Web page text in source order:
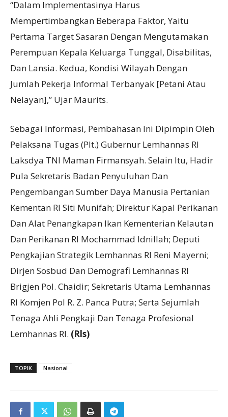
“Dalam Implementasinya Harus
Mempertimbangkan Beberapa Faktor, Yaitu
Pertama Target Sasaran Dengan Mengutamakan
Perempuan Kepala Keluarga Tunggal, Disabilitas,
Dan Lansia. Kedua, Kondisi Wilayah Dengan
Jumlah Pekerja Informal Terbanyak [Petani Atau
Nelayan],” Ujar Maurits.
Sebagai Informasi, Pembahasan Ini Dipimpin Oleh
Pelaksana Tugas (Plt.) Gubernur Lemhannas RI
Laksdya TNI Maman Firmansyah. Selain Itu, Hadir
Pula Sekretaris Badan Penyuluhan Dan
Pengembangan Sumber Daya Manusia Pertanian
Kementan RI Siti Munifah; Direktur Kapal Perikanan
Dan Alat Penangkapan Ikan Kementerian Kelautan
Dan Perikanan RI Mochammad Idnillah; Deputi
Pengkajian Strategik Lemhannas RI Reni Mayerni;
Dirjen Sosbud Dan Demografi Lemhannas RI
Brigjen Pol. Chaidir; Sekretaris Utama Lemhannas
RI Komjen Pol R. Z. Panca Putra; Serta Sejumlah
Tenaga Ahli Pengkaji Dan Tenaga Profesional
Lemhannas RI. (Rls)
TOPIK Nasional